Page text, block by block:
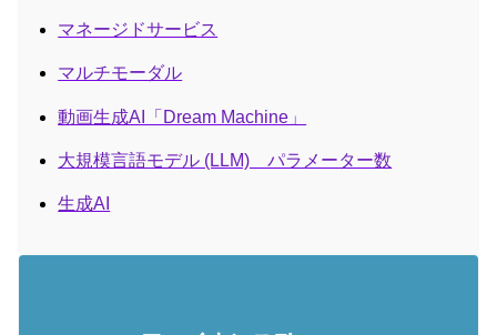
マネージドサービス
マルチモーダル
動画生成AI「Dream Machine」
大規模言語モデル (LLM) パラメーター数
生成AI